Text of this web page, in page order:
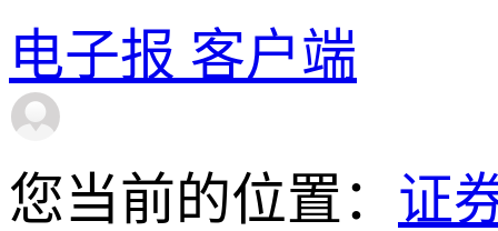
电子报 客户端
您当前的位置： 证